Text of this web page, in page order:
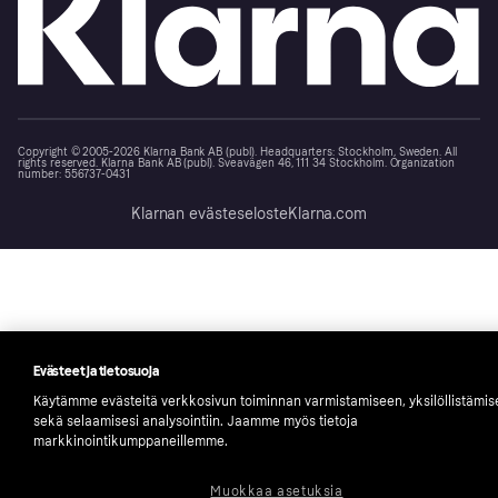
Copyright © 2005-2026 Klarna Bank AB (publ). Headquarters: Stockholm, Sweden. All
rights reserved. Klarna Bank AB (publ). Sveavägen 46, 111 34 Stockholm. Organization
number: 556737-0431
Klarnan evästeselosteKlarna.com
Evästeet ja tietosuoja
Käytämme evästeitä verkkosivun toiminnan varmistamiseen,
sekä selaamisesi analysointiin. Jaamme myös tietoja
markkinointikumppaneillemme.
Muokkaa asetuksia